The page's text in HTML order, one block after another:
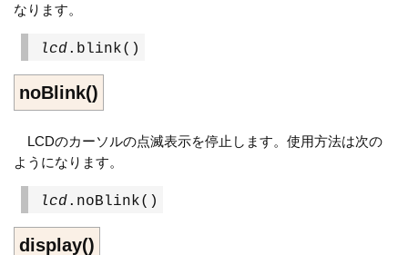
なります。
lcd.blink()
noBlink()
LCDのカーソルの点滅表示を停止します。使用方法は次の
ようになります。
lcd.noBlink()
display()